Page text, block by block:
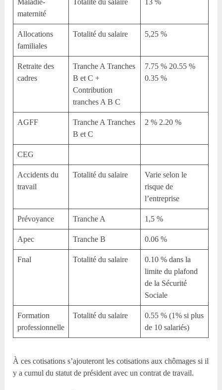
Maladie-
maternité
Totalité du salaire 13 %
Allocations
familiales
Totalité du salaire 5,25 %
Retraite des
cadres
Tranche A Tranches
B et C +
Contribution
tranches A B C
7.75 % 20.55 %
0.35 %
AGFF
Tranche A Tranches
B et C
2 % 2.20 %
CEG
Accidents du
travail
Totalité du salaire
Varie selon le
risque de
l’entreprise
Prévoyance Tranche A 1,5 %
Apec Tranche B 0.06 %
Fnal Totalité du salaire
0.10 % dans la
limite du plafond
de la Sécurité
Sociale
Formation
professionnelle
Totalité du salaire
0.55 % (1% si plus
de 10 salariés)
À ces cotisations s’ajouteront les cotisations aux chômages si il
y a cumul du statut de président avec un contrat de travail.